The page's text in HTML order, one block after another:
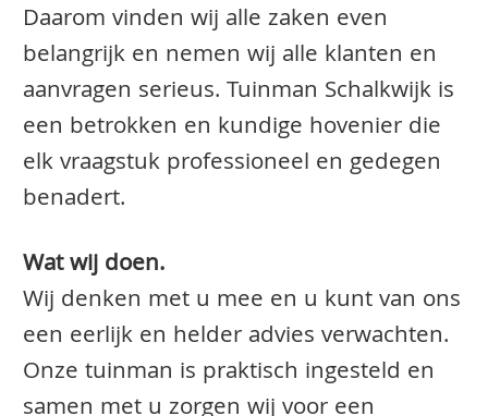
Daarom vinden wij alle zaken even
belangrijk en nemen wij alle klanten en
aanvragen serieus. Tuinman Schalkwijk is
een betrokken en kundige hovenier die
elk vraagstuk professioneel en gedegen
benadert.
Wat wij doen.
Wij denken met u mee en u kunt van ons
een eerlijk en helder advies verwachten.
Onze tuinman is praktisch ingesteld en